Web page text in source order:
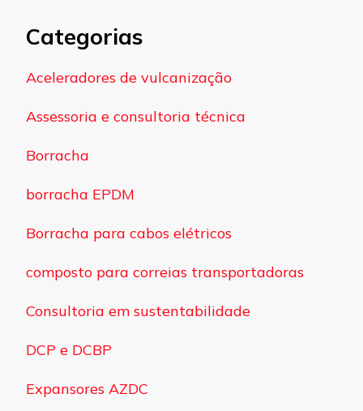
Categorias
Aceleradores de vulcanização
Assessoria e consultoria técnica
Borracha
borracha EPDM
Borracha para cabos elétricos
composto para correias transportadoras
Consultoria em sustentabilidade
DCP e DCBP
Expansores AZDC